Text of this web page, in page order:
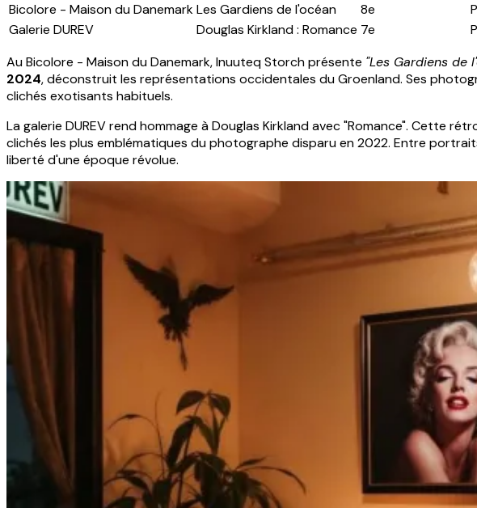
Bicolore - Maison du DanemarkLes Gardiens de l'océan 8e
Galerie DUREV
Douglas Kirkland : Romance 7e
Au Bicolore - Maison du Danemark, Inuuteq Storch présente "Les Gardiens de
2024, déconstruit les représentations occidentales du Groenland. Ses
clichés exotisants habituels.
La galerie DUREV rend hommage à Douglas Kirkland avec "Romance". Cette
clichés les plus emblématiques du photographe disparu en 2022. Entre
liberté d'une époque révolue.